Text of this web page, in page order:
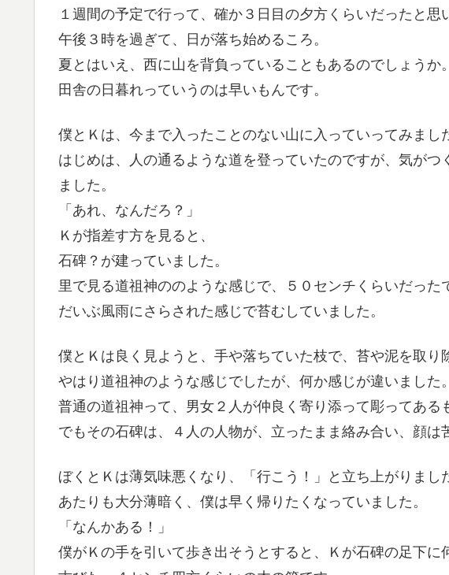
１週間の予定で行って、確か３日目の夕方くらいだったと思
午後３時を過ぎて、日が落ち始めるころ。
夏とはいえ、西に山を背負っていることもあるのでしょうか。
田舎の日暮れっていうのは早いもんです。
僕とＫは、今まで入ったことのない山に入っていってみまし
はじめは、人の通るような道を登っていたのですが、気が
ました。
「あれ、なんだろ？」
Ｋが指差す方を見ると、
石碑？が建っていました。
里で見る道祖神ののような感じで、５０センチくらいだった
だいぶ風雨にさらされた感じで苔むしていました。
僕とＫは良く見ようと、手や落ちていた枝で、苔や泥を取り
やはり道祖神のような感じでしたが、何か感じが違いました。
普通の道祖神って、男女２人が仲良く寄り添って彫ってある
でもその石碑は、４人の人物が、立ったまま絡み合い、顔は
ぼくとＫは薄気味悪くなり、「行こう！」と立ち上がりまし
あたりも大分薄暗く、僕は早く帰りたくなっていました。
「なんかある！」
僕がＫの手を引いて歩き出そうとすると、Ｋが石碑の足下に